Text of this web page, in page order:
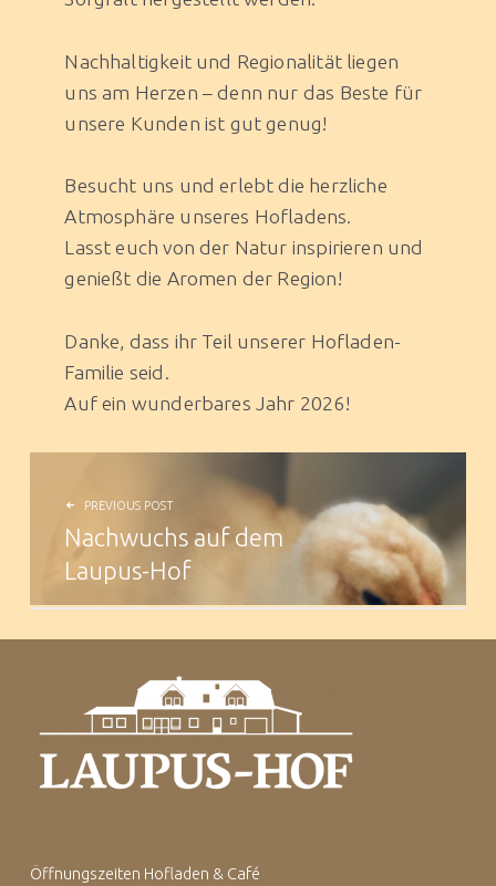
Nachhaltigkeit und Regionalität liegen
uns am Herzen – denn nur das Beste für
unsere Kunden ist gut genug!
Besucht uns und erlebt die herzliche
Atmosphäre unseres Hofladens.
Lasst euch von der Natur inspirieren und
genießt die Aromen der Region!
Danke, dass ihr Teil unserer Hofladen-
Familie seid.
Auf ein wunderbares Jahr 2026!
Beitragsnavigation
PREVIOUS POST
Nachwuchs auf dem
Laupus-Hof
Footer sidebar
Öffnungszeiten Hofladen & Café